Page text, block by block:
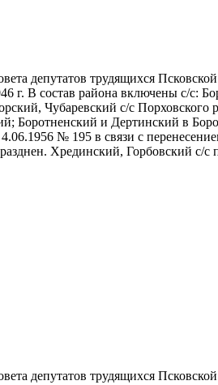
депутатов трудящихся
г. В состав района включены с/с:
Чубаревский с/с
Боротненский и Дертинский в
№ 195 в связи с
Хрединский, Горбовский с/с
депутатов трудящихся